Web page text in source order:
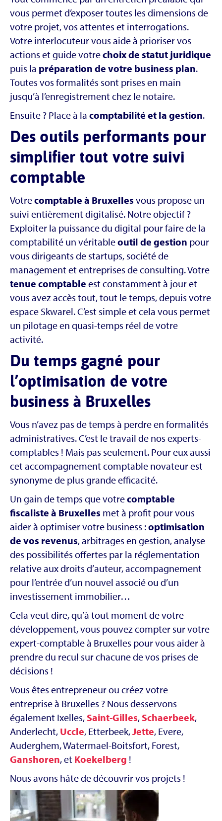
vous permet d’exposer toutes les dimensions de
votre projet, vos attentes et interrogations.
Votre interlocuteur vous aide à prioriser vos
actions et guide votrechoix de statut juridique
puis la préparation de votre business plan.
Toutes vos formalités sont prises en main
jusqu’à l’enregistrement chez le notaire.
Ensuite ? Place à la comptabilité et la gestion.
Des outils performants pour
simplifier tout votre suivi
comptable
Votrecomptable à Bruxelles vous propose un
suivi entièrement digitalisé. Notre objectif ?
Exploiter la puissance du digital pour faire de la
comptabilité un véritableoutil de gestion pour
vous dirigeants de startups, société de
management et entreprises de consulting. Votre
tenue comptable est constamment à jour et
vous avez accès tout, tout le temps, depuis votre
espace Skwarel. C’est simple et cela vous permet
un pilotage en quasi-temps réel de votre
activité.
Du temps gagné pour
l’optimisation de votre
business à Bruxelles
Vous n’avez pas de temps à perdre en formalités
administratives. C’est le travail de nos experts-
comptables ! Mais pas seulement. Pour eux aussi
cet accompagnement comptable novateur est
synonyme de plus grande efficacité.
Un gain de temps que votrecomptable
fiscaliste à Bruxelles met à profit pour vous
aider à optimiser votre business :optimisation
de vos revenus, arbitrages en gestion, analyse
des possibilités offertes par la réglementation
relative aux droits d’auteur, accompagnement
pour l’entrée d’un nouvel associé ou d’un
investissement immobilier…
Cela veut dire, qu’à tout moment de votre
développement, vous pouvez compter sur votre
expert-comptable à Bruxelles pour vous aider à
prendre du recul sur chacune de vos prises de
décisions !
Vous êtes entrepreneur ou créez votre
entreprise à Bruxelles ? Nous desservons
également Ixelles, Saint-Gilles, Schaerbeek,
Anderlecht, Uccle, Etterbeek,Jette, Evere,
Auderghem, Watermael-Boitsfort, Forest,
Ganshoren, et Koekelberg !
Nous avons hâte de découvrir vos projets !